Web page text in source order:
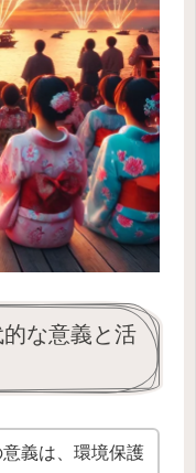
な意義と活
義は、環境保護